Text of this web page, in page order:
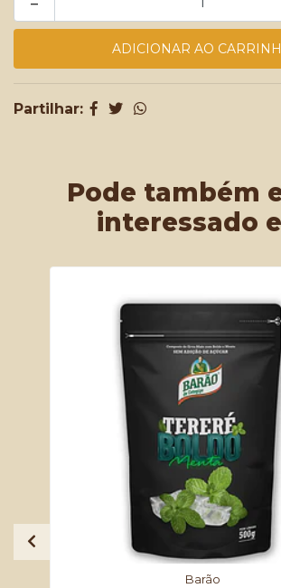
Partilhar:
Pode também
interessado
Barão